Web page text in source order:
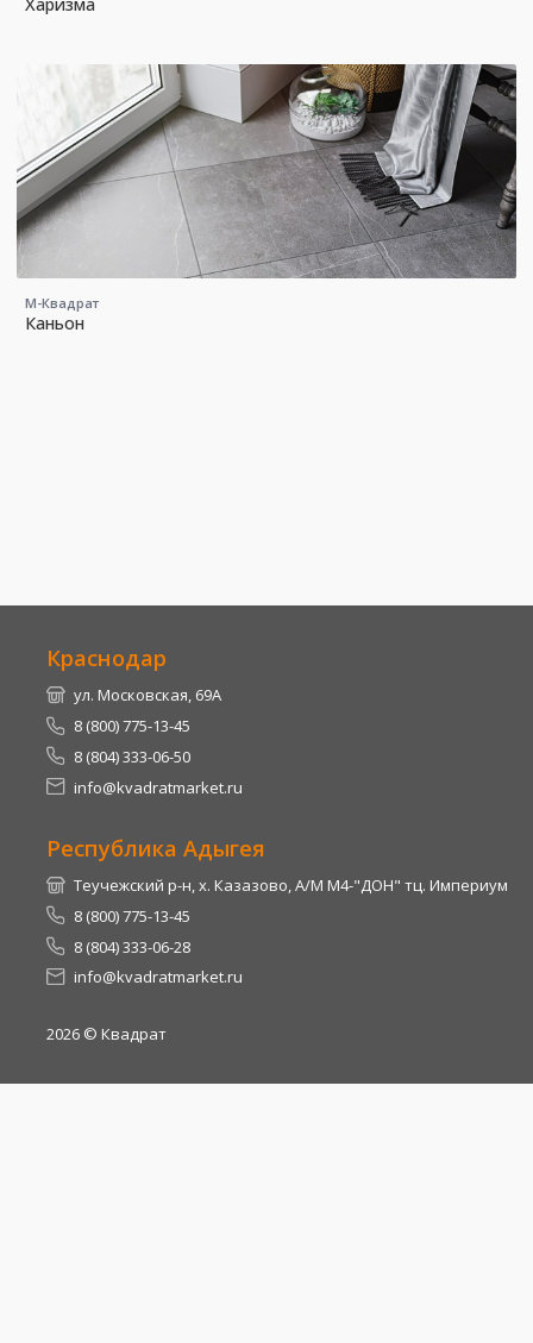
М-Квадрат
Каньон
Краснодар
ул. Московская, 69А
8 (800) 775-13-45
8 (804) 333-06-50
info@kvadratmarket.ru
Республика Адыгея
Теучежский р-н, х. Казазово, А/М М4-"ДОН" тц. Империум
8 (800) 775-13-45
8 (804) 333-06-28
info@kvadratmarket.ru
2026 © Квадрат